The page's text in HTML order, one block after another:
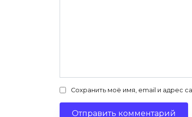
Сохранить моё имя, email и адрес